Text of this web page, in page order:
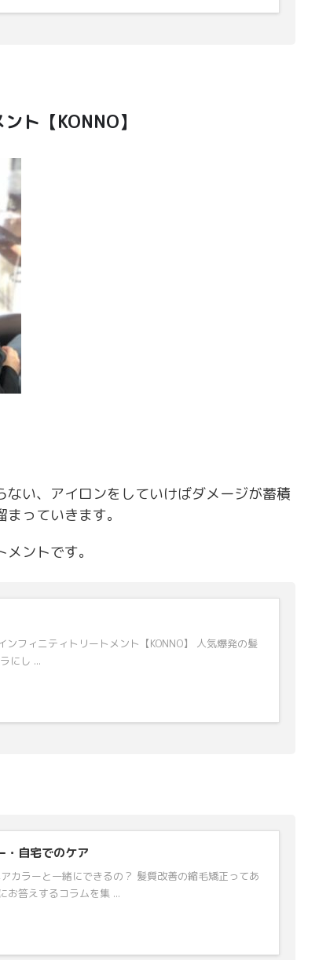
ト【KONNO】
い、アイロンをしていけばダメージが蓄積
っていきます。
ントです。
フィニティトリートメント【KONNO】 人気爆発の髪
にし ...
・自宅でのケア
カラーと一緒にできるの？ 髪質改善の縮毛矯正ってあ
お答えするコラムを集 ...